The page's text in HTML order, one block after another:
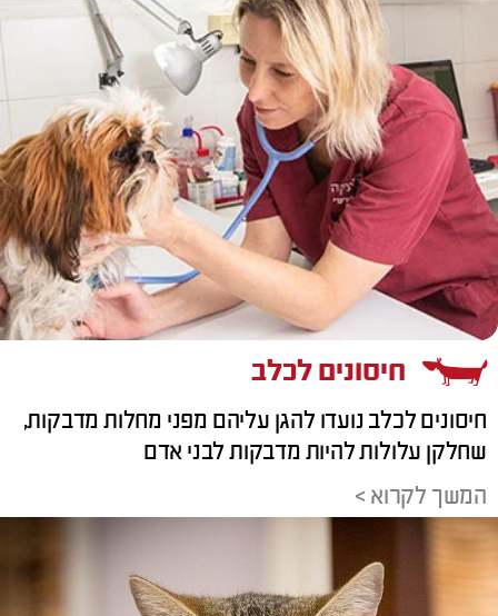
חיסונים לכלב
חיסונים לכלב נועדו להגן עליהם מפני מחלות מדבקות,
שחלקן עלולות להיות מדבקות לבני אדם
המשך לקרוא >